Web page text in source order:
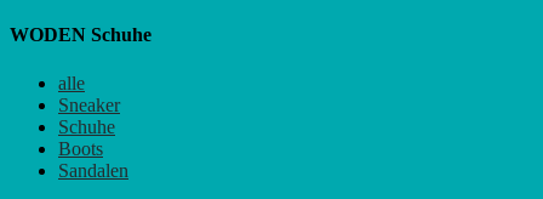
WODEN Schuhe
alle
Sneaker
Schuhe
Boots
Sandalen